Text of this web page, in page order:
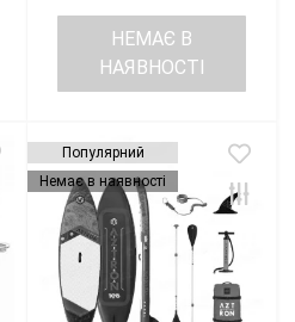
НЕМАЄ В
НАЯВНОСТІ
Популярний
Немає в наявності